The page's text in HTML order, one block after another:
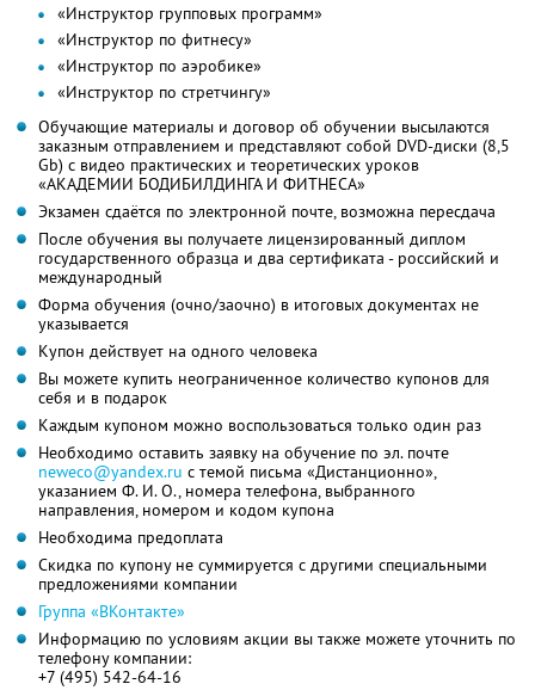
«Инструктор групповых программ»
«Инструктор по фитнесу»
«Инструктор по аэробике»
«Инструктор по стретчингу»
Обучающие материалы и договор об обучении высылаются
заказным отправлением и представляют собой DVD-диски (8,5
Gb) с видео практических и теоретических уроков
«АКАДЕМИИ БОДИБИЛДИНГА И ФИТНЕСА»
Экзамен сдаётся по электронной почте, возможна пересдача
После обучения вы получаете лицензированный диплом
государственного образца и два сертификата - российский и
международный
Форма обучения (очно/заочно) в итоговых документах не
указывается
Купон действует на одного человека
Вы можете купить неограниченное количество купонов для
себя и в подарок
Каждым купоном можно воспользоваться только один раз
Необходимо оставить заявку на обучение по эл. почте
neweco@yandex.ru с темой письма «Дистанционно»,
указанием Ф. И. О., номера телефона, выбранного
направления, номером и кодом купона
Необходима предоплата
Скидка по купону не суммируется с другими специальными
предложениями компании
Группа «ВКонтакте»
Информацию по условиям акции вы также можете уточнить по
телефону компании:
+7 (495) 542-64-16